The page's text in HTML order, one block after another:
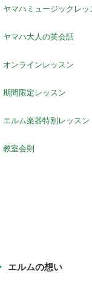
ヤマハミュージックレッ
ヤマハ大人の英会話
オンラインレッスン
期間限定レッスン
エルム楽器特別レッスン
教室会則
エルムの想い